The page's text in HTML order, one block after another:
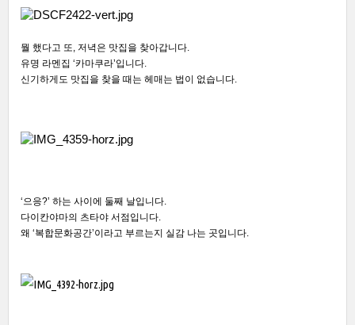
뭘 했다고 또, 저녁은 맛집을 찾아갑니다.
유명 라멘집 ‘카마쿠라’입니다.
신기하게도 맛집을 찾을 때는 헤매는 법이 없습니다.
‘으응?’ 하는 사이에 둘째 날입니다.
다이칸야마의 츠타야 서점입니다.
왜 ‘복합문화공간’이라고 부르는지 실감 나는 곳입니다.